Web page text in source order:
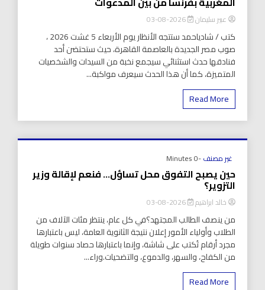
عبير سليمان 2026-08-03
كتب / شادياحمد ستتجه الأنظار يوم الأربعاء 5 غشت 2026 ،
صوب مصر الجديدة بالعاصمة القاهرة، حيث ستحتضن أحد
فنادقها حدث استثنائي سيجمع نخبة من السيدات والشخصيات
المتميزة، كما أن هذا الحدث سيعرف مواكبة...
Read More
غير مصنف-0 Minutes
حين يصبح التفوق محل تساؤل… فنعم لإقالة وزير
التزوير؟
خالد ابراهيم 2026-08-03
من ينصف الطالب المجتهد؟في كل عام، ينتظر مئات الآلاف من
الطلاب وأولياء الأمور إعلان نتيجة الثانوية العامة، ليس باعتبارها
مجرد أرقام تُكتب على شاشة، وإنما باعتبارها حصاد سنوات طويلة
من الكفاح، والسهر، والدموع، والتضحيات.وراء...
Read More